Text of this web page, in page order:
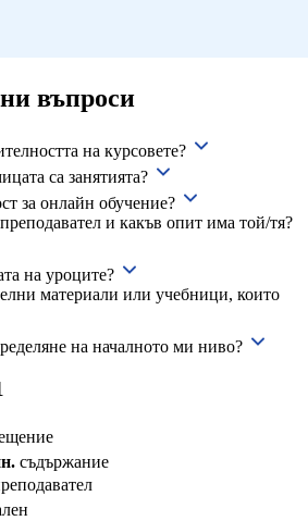
въпроси
на курсовете?
са занятията?
за онлайн обучение?
и какъв опит има той/тя?
на уроците?
материали или учебници, които
на началното ми ниво?
съдържание